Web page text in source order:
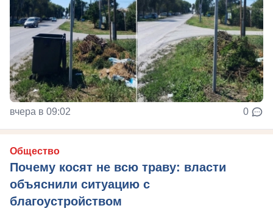
вчера в 09:02 0
Общество
Почему косят не всю траву: власти
объяснили ситуацию с
благоустройством